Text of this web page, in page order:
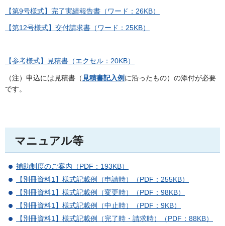
【第9号様式】完了実績報告書（ワード：26KB）
【第12号様式】交付請求書（ワード：25KB）
【参考様式】見積書（エクセル：20KB）
（注）申込には見積書（ 見積書記入例に沿ったもの）の添付が必要
です。
マニュアル等
補助制度のご案内（PDF：193KB）
【別冊資料1】様式記載例（申請時）（PDF：255KB）
【別冊資料1】様式記載例（変更時）（PDF：98KB）
【別冊資料1】様式記載例（中止時）（PDF：9KB）
【別冊資料1】様式記載例（完了時・請求時）（PDF：88KB）